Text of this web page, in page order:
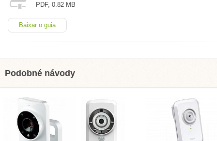
PDF, 0.82 MB
Baixar o guia
Podobné návody